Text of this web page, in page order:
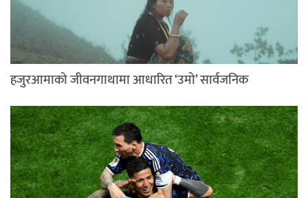
हजुरआमाको जीवनगाथामा आधारित ‘उमो’ सार्वजनिक